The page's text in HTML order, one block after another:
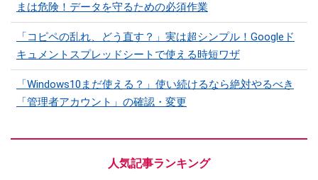
まは危険！データを守るための必須作業
「コピペの乱れ、どう直す？」実は超シンプル！Googleド
キュメントスプレッドシートで使える時短ワザ
「Windows10まだ使える？」使い続けるなら絶対やるべき
「管理者アカウント」の確認・変更